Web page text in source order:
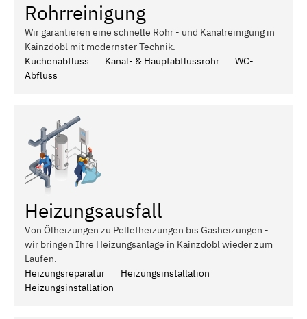
Rohrreinigung
Wir garantieren eine schnelle Rohr - und Kanalreinigung in
Kainzdobl mit modernster Technik.
Küchenabfluss
Kanal- & Hauptabflussrohr
WC-
Abfluss
Heizungsausfall
Von Ölheizungen zu Pelletheizungen bis Gasheizungen -
wir bringen Ihre Heizungsanlage in Kainzdobl wieder zum
Laufen.
Heizungsreparatur
Heizungsinstallation
Heizungsinstallation